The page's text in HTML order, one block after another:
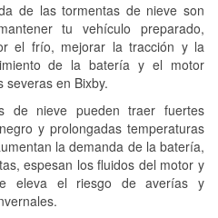
de las tormentas de nieve son
tu vehículo preparado,
el frío, mejorar la tracción y la
de la batería y el motor
severas en Bixby.
de nieve pueden traer fuertes
y prolongadas temperaturas
la demanda de la batería,
espesan los fluidos del motor y
eleva el riesgo de averías y
y aceite
de faros
limpiaparabrisas
de
tambores y discos de